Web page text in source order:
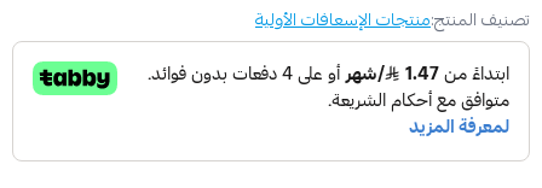
تصنيف المنتج:منتجات الإسعافات الأولية